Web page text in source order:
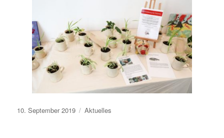
Veröffentlicht
10. September 2019 Aktuelles